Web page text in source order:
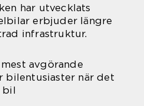
har utvecklats
erbjuder längre
infrastruktur.
avgörande
bilentusiaster när det
bil